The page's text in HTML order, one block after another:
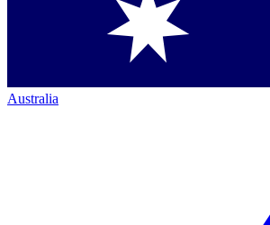
Australia